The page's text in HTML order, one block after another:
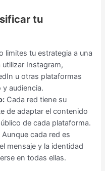
tu
limites tu estrategia a una
Instagram,
u otras plataformas
audiencia.
Cada red tiene su
de adaptar el contenido
de cada plataforma.
Aunque cada red es
mensaje y la identidad
en todas ellas.